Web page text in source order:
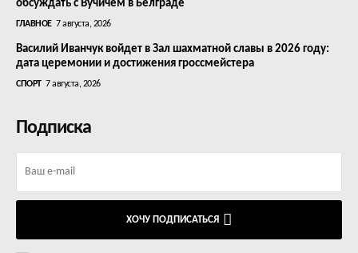
обсуждать с Вучичем в Белграде
ГЛАВНОЕ 7 августа, 2026
Василий Иванчук войдет в Зал шахматной славы в 2026 году:
дата церемонии и достижения гроссмейстера
СПОРТ 7 августа, 2026
Подписка
ХОЧУ ПОДПИСАТЬСЯ